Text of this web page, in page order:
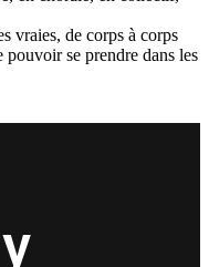
vraies, de corps à corps
pouvoir se prendre dans les